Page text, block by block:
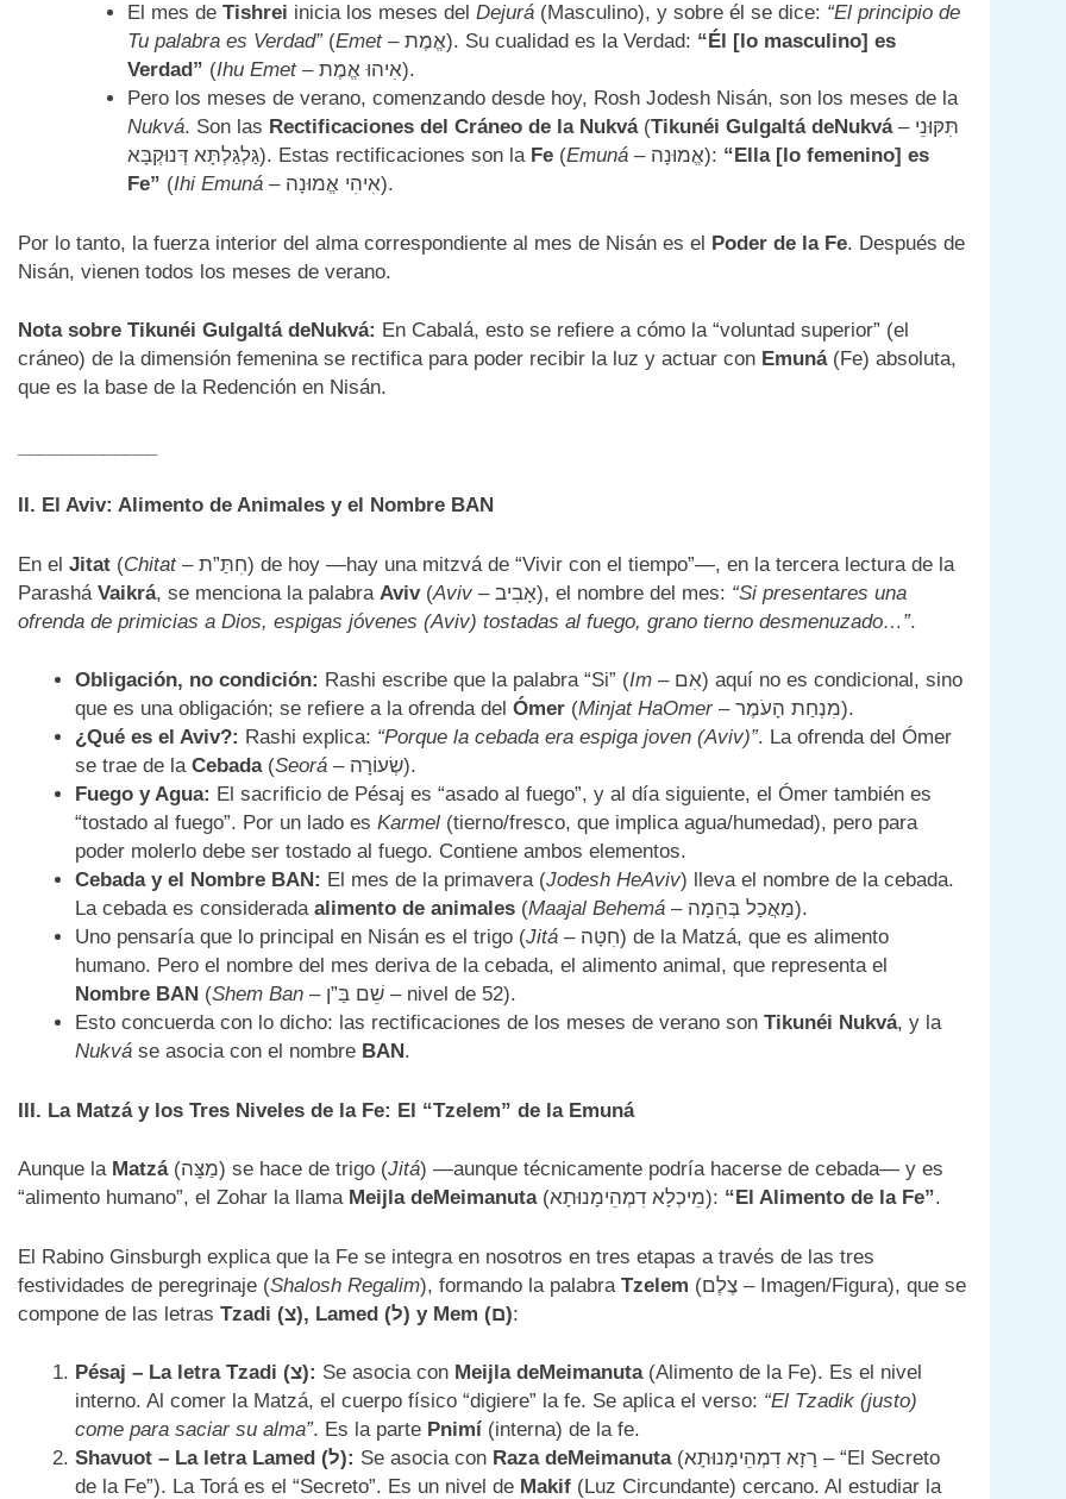
El mes de Tishrei inicia los meses del Dejurá(Masculino), y sobre él se dice: “El principio de
Tu palabra es Verdad”(Emet – אֱמֶת). Su cualidad es la Verdad: “Él [lo masculino] es
Verdad” (Ihu Emet
– אִיהוּ אֱמֶת).
Pero los meses de verano, comenzando desde hoy, Rosh Jodesh Nisán, son los meses de la
Nukvá. Son las Rectificaciones del Cráneo de la Nukvá(Tikunéi Gulgaltá deNukvá– תִּקּוּנֵי
גַּלְגַּלְתָּא דְּנוּקְבָּא). Estas rectificaciones son la Fe(Emuná – אֱמוּנָה): “Ella [lo femenino] es
Fe” (Ihi Emuná – אִיהִי אֱמוּנָה).
Por lo tanto, la fuerza interior del alma correspondiente al mes de Nisán es el Poder de la Fe. Después de
Nisán, vienen todos los meses de verano.
Nota sobre Tikunéi Gulgaltá deNukvá: En Cabalá, esto se refiere a cómo la “voluntad superior” (el
cráneo) de la dimensión femenina se rectifica para poder recibir la luz y actuar con Emuná(Fe) absoluta,
que es la base de la Redención en Nisán.
II. El Aviv: Alimento de Animales y el Nombre BAN
En el Jitat(Chitat– חִתַּ”ת) de hoy —hay una mitzvá de “Vivir con el tiempo”—, en la tercera lectura de la
Parashá Vaikrá, se menciona la palabra Aviv(Aviv – אָבִיב), el nombre del mes: “Si presentares una
ofrenda de primicias a Dios, espigas jóvenes (Aviv) tostadas al fuego, grano tierno desmenuzado…”.
Obligación, no condición: Rashi escribe que la palabra “Si” (Im – אִם) aquí no es condicional, sino
que es una obligación; se refiere a la ofrenda delÓmer (Minjat HaOmer
– מִנְחַת הָעֹמֶר).
¿Qué es el Aviv?: Rashi explica: “Porque la cebada era espiga joven (Aviv)”. La ofrenda del Ómer
se trae de laCebada(Seorá
– שְׂעוֹרָה).
Fuego y Agua: El sacrificio de Pésaj es “asado al fuego”, y al día siguiente, el Ómer también es
“tostado al fuego”. Por un lado esKarmel (tierno/fresco, que implica agua/humedad), pero para
poder molerlo debe ser tostado al fuego. Contiene ambos elementos.
Cebada y el Nombre BAN: El mes de la primavera (Jodesh HeAviv) lleva el nombre de la cebada.
La cebada es consideradaalimento de animales (Maajal Behemá
– מַאֲכַל בְּהֵמָה).
Uno pensaría que lo principal en Nisán es el trigo (Jitá – חִטָּה) de la Matzá, que es alimento
humano. Pero el nombre del mes deriva de la cebada, el alimento animal, que representa el
Nombre BAN (Shem Ban
– שֵׁם בַּ”ן – nivel de 52).
Esto concuerda con lo dicho: las rectificaciones de los meses de verano sonTikunéi Nukvá, y la
Nukvá se asocia con el nombre BAN.
III. La Matzá y los Tres Niveles de la Fe: El “Tzelem” de la Emuná
Aunque la Matzá (מַצָּה) se hace de trigo (Jitá) —aunque técnicamente podría hacerse de cebada— y es
“alimento humano”, el Zohar la llama Meijla deMeimanuta (מֵיכְלָא דִמְהֵימָנוּתָא): “El Alimento de la Fe”.
El Rabino Ginsburgh explica que la Fe se integra en nosotros en tres etapas a través de las tres
festividades de peregrinaje (Shalosh Regalim), formando la palabra Tzelem (צֶלֶם – Imagen/Figura), que se
compone de las letras Tzadi ( צ), Lamed ( ל) y Mem ( ם):
Pésaj – La letra Tzadi ( צ): Se asocia con Meijla deMeimanuta(Alimento de la Fe). Es el nivel
interno. Al comer la Matzá, el cuerpo físico “digiere” la fe. Se aplica el verso: “El Tzadik (justo)
come para saciar su alma”. Es la parte Pnimí (interna) de la fe.
Shavuot – La letra Lamed ( ל): Se asocia con Raza deMeimanuta(רָזָא דִמְהֵימָנוּתָא – “El Secreto
de la Fe”). La Torá es el “Secreto”. Es un nivel de Makif (Luz Circundante) cercano. Al estudiar la